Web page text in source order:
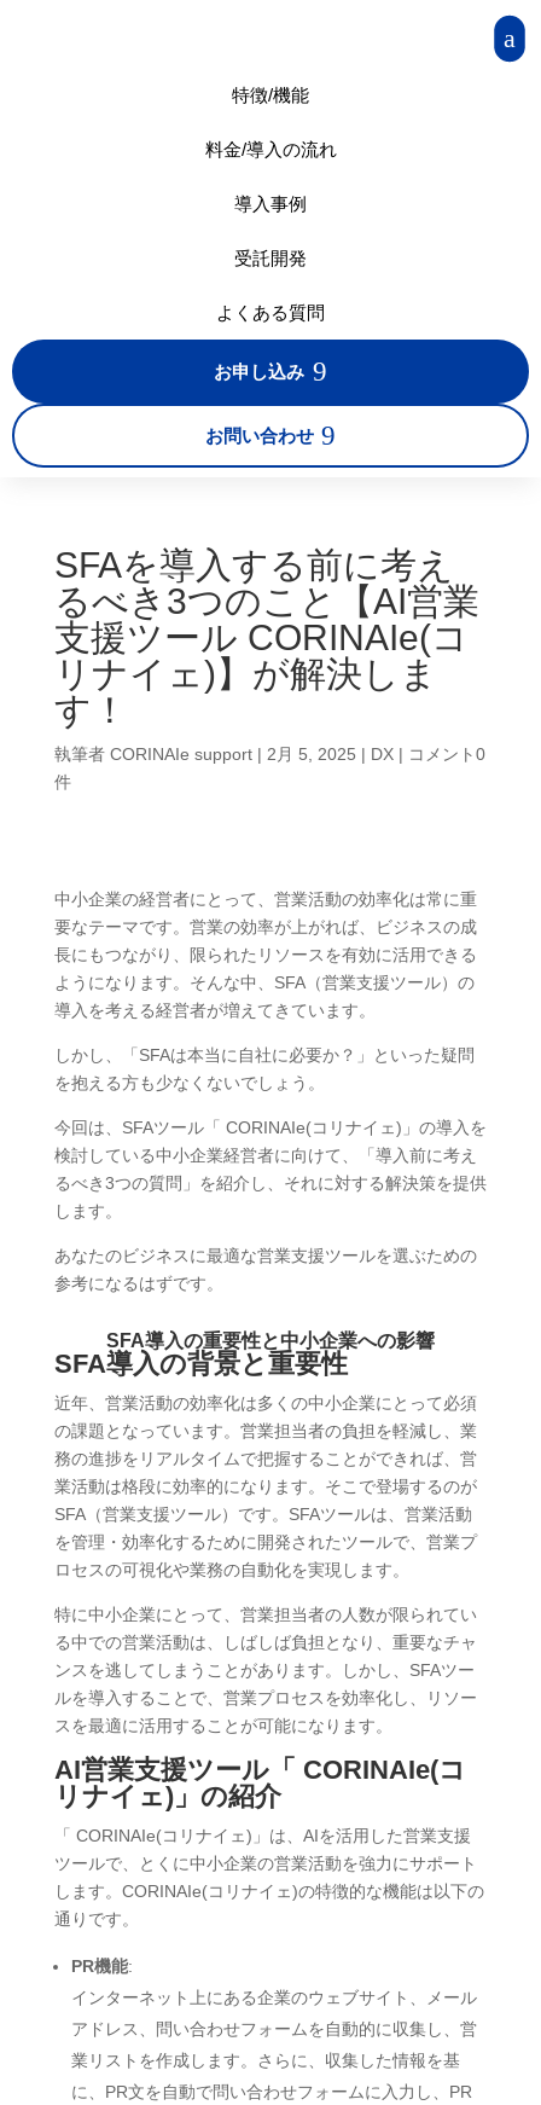
a
特徴/機能
料金/導入の流れ
導入事例
受託開発
よくある質問
9
お申し込み
9
お問い合わせ
SFAを導入する前に考え
るべき3つのこと【AI営業
支援ツール CORINAIe(コ
リナイェ)】が解決しま
す！
執筆者 CORINAIe support| 2月 5, 2025 | DX| コメント0
件
中小企業の経営者にとって、営業活動の効率化は常に重
要なテーマです。営業の効率が上がれば、ビジネスの成
長にもつながり、限られたリソースを有効に活用できる
ようになります。そんな中、SFA（営業支援ツール）の
導入を考える経営者が増えてきています。
しかし、「SFAは本当に自社に必要か？」といった疑問
を抱える方も少なくないでしょう。
今回は、SFAツール「 CORINAIe(コリナイェ)」の導入を
検討している中小企業経営者に向けて、「導入前に考え
るべき3つの質問」を紹介し、それに対する解決策を提供
します。
あなたのビジネスに最適な営業支援ツールを選ぶための
参考になるはずです。
SFA導入の重要性と中小企業への影響
SFA導入の背景と重要性
近年、営業活動の効率化は多くの中小企業にとって必須
の課題となっています。営業担当者の負担を軽減し、業
務の進捗をリアルタイムで把握することができれば、営
業活動は格段に効率的になります。そこで登場するのが
SFA（営業支援ツール）です。SFAツールは、営業活動
を管理・効率化するために開発されたツールで、営業プ
ロセスの可視化や業務の自動化を実現します。
特に中小企業にとって、営業担当者の人数が限られてい
る中での営業活動は、しばしば負担となり、重要なチャ
ンスを逃してしまうことがあります。しかし、SFAツー
ルを導入することで、営業プロセスを効率化し、リソー
スを最適に活用することが可能になります。
AI営業支援ツール「 CORINAIe(コ
リナイェ)」の紹介
「 CORINAIe(コリナイェ)」は、AIを活用した営業支援
ツールで、とくに中小企業の営業活動を強力にサポート
します。CORINAIe(コリナイェ)の特徴的な機能は以下の
通りです。
PR機能:
インターネット上にある企業のウェブサイト、メール
アドレス、問い合わせフォームを自動的に収集し、営
業リストを作成します。さらに、収集した情報を基
に、PR文を自動で問い合わせフォームに入力し、PR